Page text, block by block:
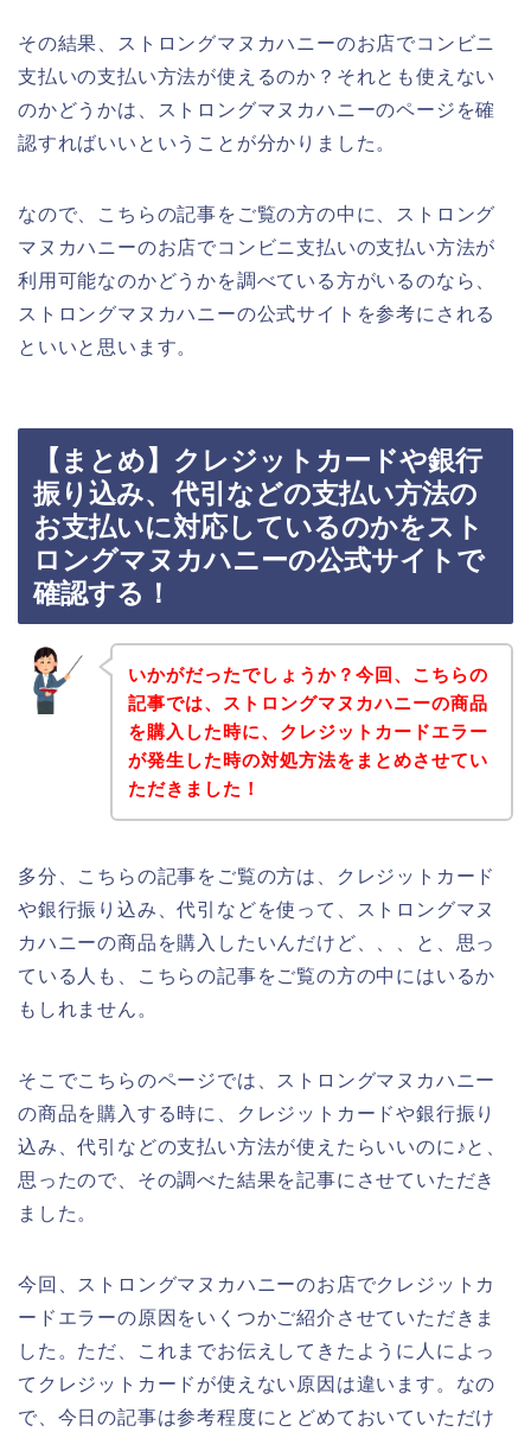
その結果、ストロングマヌカハニーのお店でコンビニ
支払いの支払い方法が使えるのか？それとも使えない
のかどうかは、ストロングマヌカハニーのページを確
認すればいいということが分かりました。
なので、こちらの記事をご覧の方の中に、ストロング
マヌカハニーのお店でコンビニ支払いの支払い方法が
利用可能なのかどうかを調べている方がいるのなら、
ストロングマヌカハニーの公式サイトを参考にされる
といいと思います。
【まとめ】クレジットカードや銀行
振り込み、代引などの支払い方法の
お支払いに対応しているのかをスト
ロングマヌカハニーの公式サイトで
確認する！
いかがだったでしょうか？今回、こちらの
記事では、ストロングマヌカハニーの商品
を購入した時に、クレジットカードエラー
が発生した時の対処方法をまとめさせてい
ただきました！
多分、こちらの記事をご覧の方は、クレジットカード
や銀行振り込み、代引などを使って、ストロングマヌ
カハニーの商品を購入したいんだけど、、、と、思っ
ている人も、こちらの記事をご覧の方の中にはいるか
もしれません。
そこでこちらのページでは、ストロングマヌカハニー
の商品を購入する時に、クレジットカードや銀行振り
込み、代引などの支払い方法が使えたらいいのに♪と、
思ったので、その調べた結果を記事にさせていただき
ました。
今回、ストロングマヌカハニーのお店でクレジットカ
ードエラーの原因をいくつかご紹介させていただきま
した。ただ、これまでお伝えしてきたように人によっ
てクレジットカードが使えない原因は違います。なの
で、今日の記事は参考程度にとどめておいていただけ